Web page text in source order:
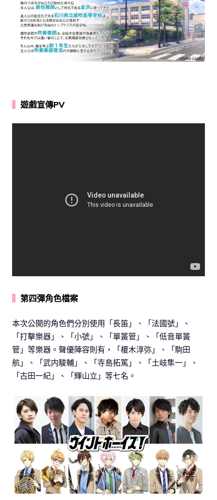
遊戲宣傳PV
第四彈角色檔案
本次公開的角色們分別使用「長笛」、「法國號」、
「打擊樂器」、「小號」、「單簧管」、「低音單簧
管」等樂器。聲優陣容則有，「榎木淳弥」、「駒田
航」、「武内駿輔」、「寺島拓篤」、「土岐隼一」、
「古田一紀」、「輝山立」等七名。